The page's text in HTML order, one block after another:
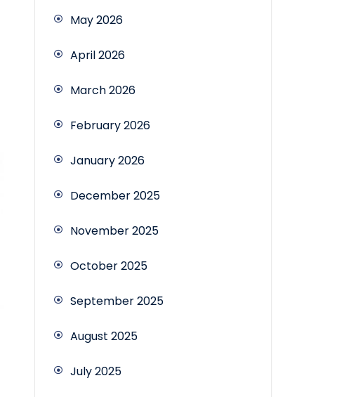
May 2026
April 2026
March 2026
February 2026
January 2026
December 2025
November 2025
October 2025
September 2025
August 2025
July 2025